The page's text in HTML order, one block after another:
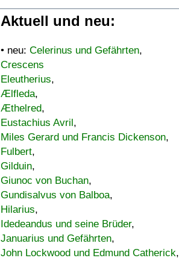
Aktuell und neu:
• neu: Celerinus und Gefährten,
Crescens
Eleutherius,
Ælfleda,
Æthelred,
Eustachius Avril,
Miles Gerard und Francis Dickenson,
Fulbert,
Gilduin,
Giunoc von Buchan,
Gundisalvus von Balboa,
Hilarius,
Idedeandus und seine Brüder,
Januarius und Gefährten,
John Lockwood und Edmund Catherick,